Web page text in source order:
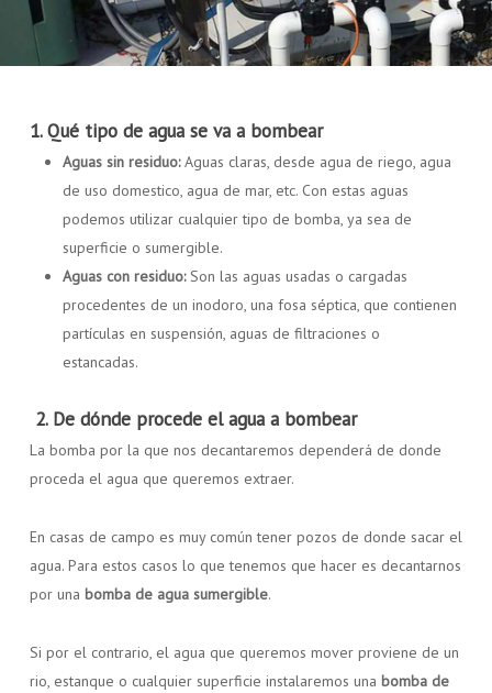
1. Qué tipo de agua se va a bombear
Aguas sin residuo:Aguas claras, desde agua de riego, agua
de uso domestico, agua de mar, etc. Con estas aguas
podemos utilizar cualquier tipo de bomba, ya sea de
superficie o sumergible.
Aguas con residuo:Son las aguas usadas o cargadas
procedentes de un inodoro, una fosa séptica, que contienen
partículas en suspensión, aguas de filtraciones o
estancadas.
2. De dónde procede el agua a bombear
La bomba por la que nos decantaremos dependerá de donde
proceda el agua que queremos extraer.
En casas de campo es muy común tener pozos de donde sacar el
agua. Para estos casos lo que tenemos que hacer es decantarnos
por una bomba de agua sumergible.
Si por el contrario, el agua que queremos mover proviene de un
rio, estanque o cualquier superficie instalaremos una bomba de